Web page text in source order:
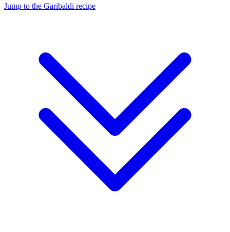
Jump to the Garibaldi recipe